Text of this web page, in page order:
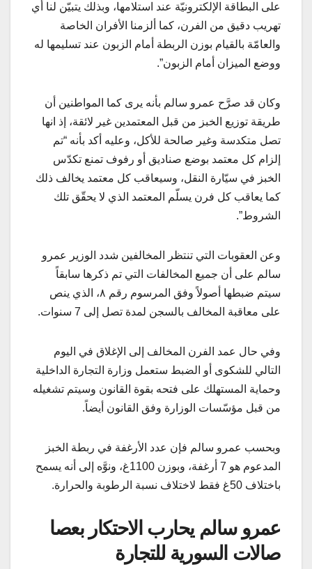
على البطاقة الإلكترونيّة عند استلامها، وبذلك يتبيّن لنا أي
تهريب دقيق من الفرن، كما ألزمنا الأفران الخاصة
والعامّة بالقيام بوزن الربطة أمام الزبون عند تسليمها له
ووضع الميزان أمام الزبون”.
وكان قد صرَّح عمرو سالم بأنه يرى كما المواطنين أن
طريقة توزيع الخبز من قبل المعتمدين غير لائقة، إذ انها
تصل متكدسة وغير صالحة للأكل، وعليه أكد بأنه “تم
إلزام كل معتمد بوضع صناديق أو رفوف تمنع تكدّس
الخبز في سيّارة النقل، وسيعاقب كل معتمد يخالف ذلك
كما يعاقب كل فرن يسلّم المعتمد الذي لا يحقّق تلك
الشروط”.
وعن العقوبات التي تنتظر المخالفين شدد الوزير عمرو
سالم على أن جميع المخالفات التي تم ذكرها سابقاً
سيتم ضبطها أصولاً وفق المرسوم رقم ٨، الذي ينص
على معاقبة المخالف بالسجن لمدة تصل إلى 7 سنوات.
وفي حال عمد الفرن المخالف إلى الإغلاق في اليوم
التالي للشكوى أو الضبط ستعمل وزارة التجارة الداخلية
وحماية المستهلك على فتحه بقوة القانون وسيتم تشغيله
من قبل مؤسّسات الوزارة وفق القانون أيضاً.
وبحسب عمرو سالم فإن عدد الأرغفة في ربطة الخبز
المدعوم هو 7 أرغفة، وبوزن 1100غ، ونوَّه إلى أنه يسمح
باختلاف 50غ فقط لاختلاف نسبة الرطوبة والحرارة.
عمرو سالم يحارب الاحتكار بعصا
صالات السورية للتجارة